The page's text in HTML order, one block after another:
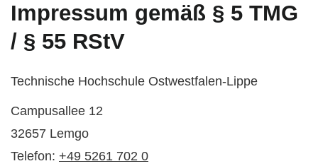
Impressum gemäß § 5 TMG
/ § 55 RStV
Technische Hochschule Ostwestfalen-Lippe
Campusallee 12
32657 Lemgo
Telefon: +49 5261 702 0